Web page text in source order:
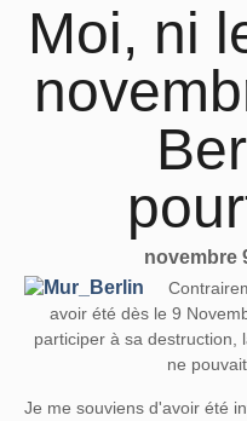
Moi, ni
novembre
avoir été dès le 9
participer à sa destruction,
ne
Je me souviens d'avoir été